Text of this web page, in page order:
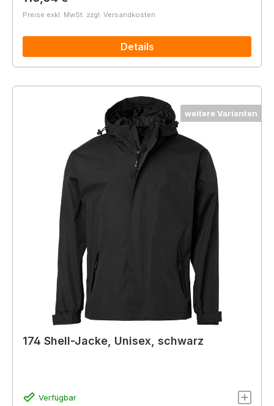
Preise exkl. MwSt. zzgl. Versandkosten
Details
weitere Varianten
174 Shell-Jacke, Unisex, schwarz
Verfügbar